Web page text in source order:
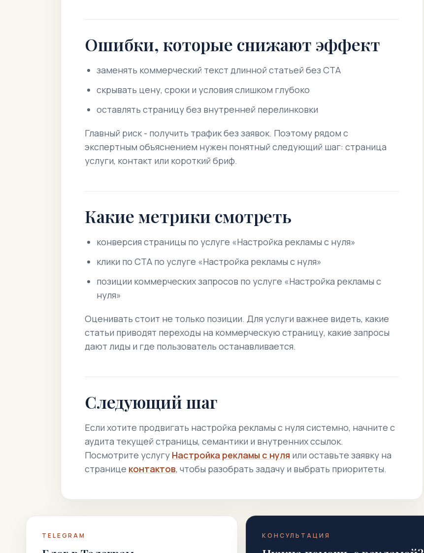
Ошибки, которые снижают эффект
заменять коммерческий текст длинной статьей без CTA
скрывать цену, сроки и условия слишком глубоко
оставлять страницу без внутренней перелинковки
Главный риск - получить трафик без заявок. Поэтому рядом с
экспертным объяснением нужен понятный следующий шаг: страница
услуги, контакт или короткий бриф.
Какие метрики смотреть
конверсия страницы по услуге «Настройка рекламы с нуля»
клики по CTA по услуге «Настройка рекламы с нуля»
позиции коммерческих запросов по услуге «Настройка рекламы с
нуля»
Оценивать стоит не только позиции. Для услуги важнее видеть, какие
статьи приводят переходы на коммерческую страницу, какие запросы
дают лиды и где пользователь останавливается.
Следующий шаг
Если хотите продвигать настройка рекламы с нуля системно, начните с
аудита текущей страницы, семантики и внутренних ссылок.
Посмотрите услугу Настройка рекламы с нуля или оставьте заявку на
странице контактов, чтобы разобрать задачу и выбрать приоритеты.
TELEGRAM КОНСУЛЬТАЦИЯ